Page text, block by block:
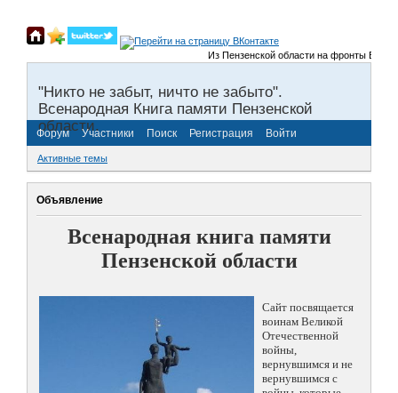
Из Пензенской области на фронты
"Никто не забыт, ничто не забыто".
Всенародная Книга памяти Пензенской
области.
Форум Участники Поиск Регистрация Войти
Активные темы
Объявление
Всенародная книга памяти
Пензенской области
Сайт посвящается
воинам Великой
Отечественной
войны,
вернувшимся и не
вернувшимся с